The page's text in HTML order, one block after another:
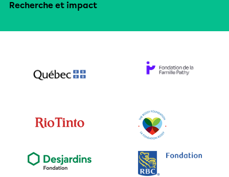
Recherche et impact